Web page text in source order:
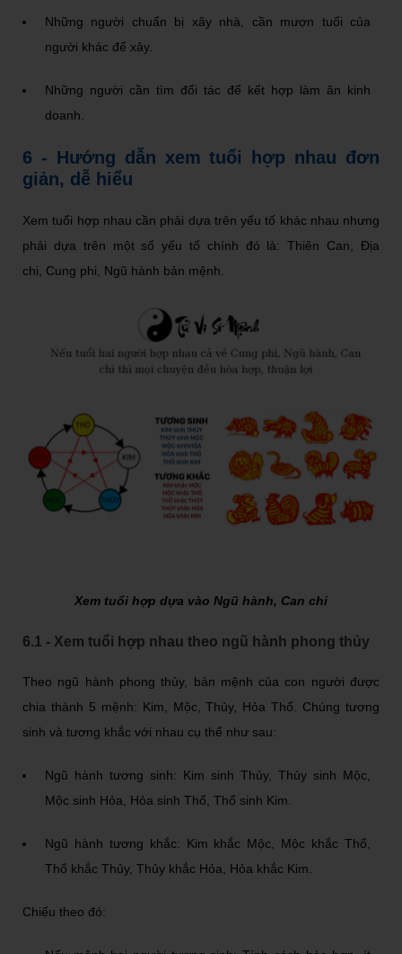
Những người chuẩn bị xây nhà, cần mượn tuổi của
người khác để xây.
Những người cần tìm đối tác để kết hợp làm ăn kinh
doanh.
6 - Hướng dẫn xem tuổi hợp nhau đơn
giản, dễ hiểu
Xem tuổi hợp nhau cần phải dựa trên yếu tố khác nhau nhưng
phải dựa trên một số yếu tố chính đó là: Thiên Can, Địa
chi, Cung phi, Ngũ hành bản mệnh.
Xem tuổi hợp dựa vào Ngũ hành, Can chi
6.1 - Xem tuổi hợp nhau theo ngũ hành phong thủy
Theo ngũ hành phong thủy, bản mệnh của con người được
chia thành 5 mệnh: Kim, Mộc, Thủy, Hỏa Thổ. Chúng tương
sinh và tương khắc với nhau cụ thể như sau:
Ngũ hành tương sinh: Kim sinh Thủy, Thủy sinh Mộc,
Mộc sinh Hỏa, Hỏa sinh Thổ, Thổ sinh Kim.
Ngũ hành tương khắc: Kim khắc Mộc, Mộc khắc Thổ,
Thổ khắc Thủy, Thủy khắc Hỏa, Hỏa khắc Kim.
Chiếu theo đó: